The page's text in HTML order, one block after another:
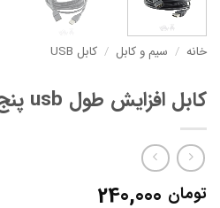
خانه / سیم و کابل / کابل USB
کابل افزایش طول usb پنج متری
تومان